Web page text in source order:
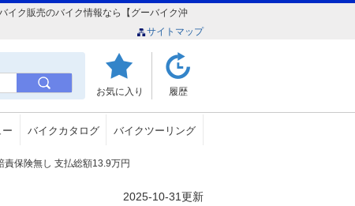
イク販売のバイク情報なら【グーバイク沖
サイトマップ
お気に入り 履歴
バイクカタログ バイクツーリング
保険無し 支払総額13.9万円
2025-10-31更新